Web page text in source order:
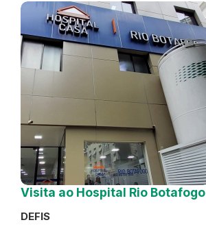
Visita ao Hospital Rio Botafogo
DEFIS